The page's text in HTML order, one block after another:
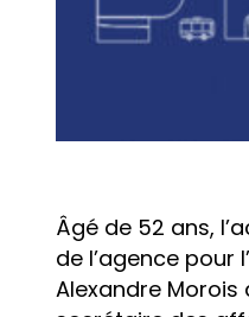
Âgé de 52 ans,
de l’agence pour
Alexandre Morois